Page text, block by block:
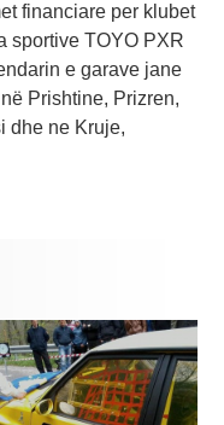
financiare per klubet
sportive TOYO PXR
e garave jane
Prishtine, Prizren,
dhe ne Kruje,